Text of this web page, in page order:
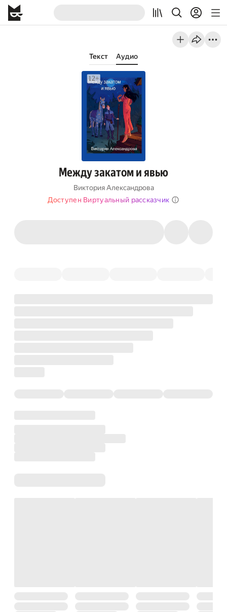
Текст Аудио
Между закатом и явью
Виктория Александрова
Доступен Виртуальный рассказчик